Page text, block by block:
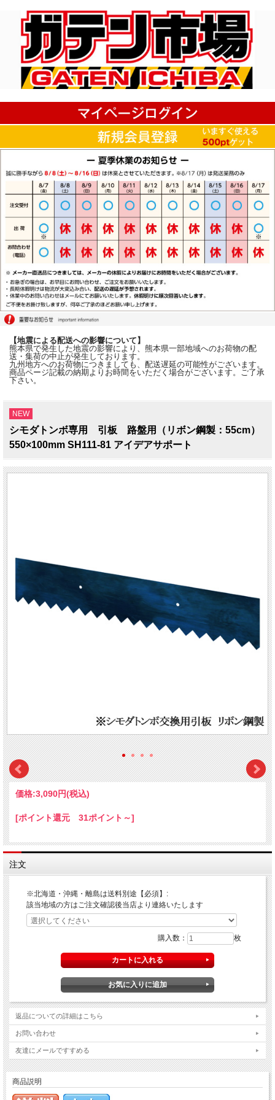
【地震による配送への影響について】
熊本県で発生した地震の影響により、熊本県一部地域へのお荷物の配
送・集荷の中止が発生しております。
九州地方へのお荷物につきましても、配送遅延の可能性がございます。
商品ページ記載の納期よりお時間をいただく場合がございます。ご了承
下さい。
NEW
シモダトンボ専用 引板 路盤用（リボン鋼製：55cm）
550×100mm SH111-81 アイデアサポート
価格:3,090円(税込)
[ポイント還元 31ポイント～]
注文
※北海道・沖縄・離島は送料別途【必須】:
該当地域の方はご注文確認後当店より連絡いたします
購入数： 枚
返品についての詳細はこちら
お問い合わせ
友達にメールですすめる
商品説明